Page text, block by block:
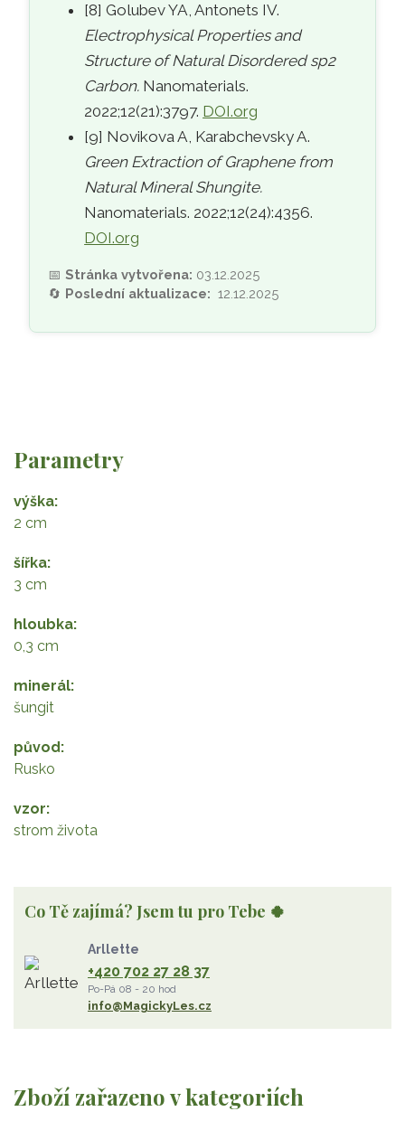
[8] Golubev YA, Antonets IV.
Electrophysical Properties and
Structure of Natural Disordered sp2
Carbon. Nanomaterials.
2022;12(21):3797. DOI.org
[9] Novikova A, Karabchevsky A.
Green Extraction of Graphene from
Natural Mineral Shungite.
Nanomaterials. 2022;12(24):4356.
DOI.org
📅Stránka vytvořena: 03.12.2025
🔄 Poslední aktualizace:12.12.2025
Parametry
výška
2 cm
šířka
3 cm
hloubka
0,3 cm
minerál
šungit
původ
Rusko
vzor
strom života
Zboží zařazeno v kategoriích
Co Tě zajímá? Jsem tu pro Tebe 🍀
Arllette
+420 702 27 28 37
Po-Pá 08 - 20 hod
info@MagickyLes.cz